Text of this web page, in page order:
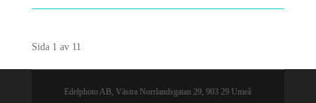
Sida 1 av 11
Edelphoto AB, Västra Norrlandsgatan 29, 903 29 Umeå